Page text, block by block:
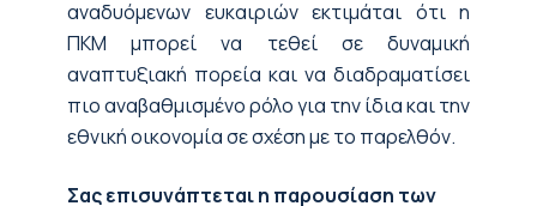
αναδυόμενων ευκαιριών εκτιμάται ότι η
ΠΚΜ μπορεί να τεθεί σε δυναμική
αναπτυξιακή πορεία και να διαδραματίσει
πιο αναβαθμισμένο ρόλο για την ίδια και την
εθνική οικονομία σε σχέση με το παρελθόν.
Σας επισυνάπτεται η παρουσίαση των